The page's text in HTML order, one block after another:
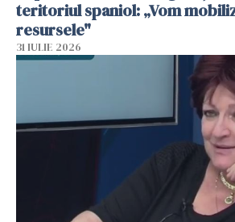
teritoriul spaniol: „Vom
resursele"
31 IULIE 2026